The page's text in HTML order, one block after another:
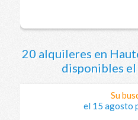
20 alquileres en
disponibles
Su
el 15 agosto